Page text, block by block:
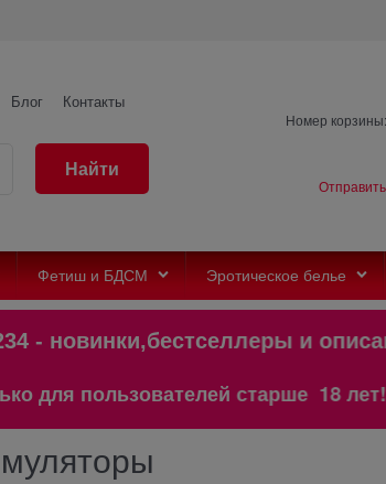
Блог
Контакты
Найти
Номер
Фетиш и БДСМ Эротическое белье
новинки,бестселлеры и
старше 18 лет!